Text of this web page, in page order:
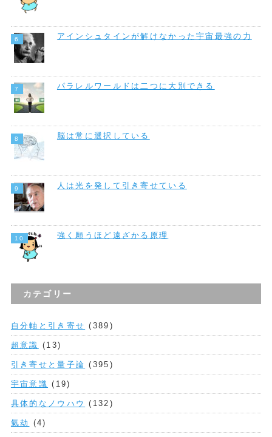
アインシュタインが解けなかった宇宙最強の力
パラレルワールドは二つに大別できる
脳は常に選択している
人は光を発して引き寄せている
強く願うほど遠ざかる原理
カテゴリー
自分軸と引き寄せ (389)
超意識 (13)
引き寄せと量子論 (395)
宇宙意識 (19)
具体的なノウハウ (132)
氣劫 (4)